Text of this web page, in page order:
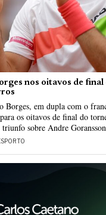
nos oitavos de
Borges, em dupla com o
os oitavos de final do
triunfo sobre Andre